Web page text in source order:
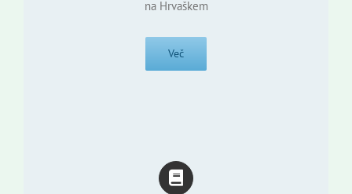
na Hrvaškem
Več